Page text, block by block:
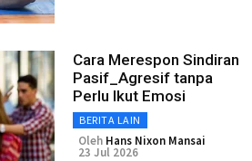
Cara Merespon Sindiran
Pasif_Agresif tanpa
Perlu Ikut Emosi
BERITA LAIN
Oleh Hans Nixon Mansai
23 Jul 2026